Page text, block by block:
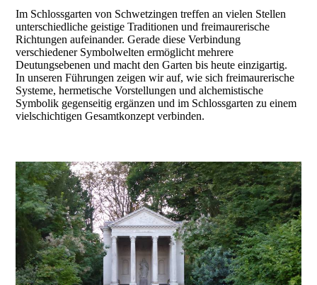
Im Schlossgarten von Schwetzingen treffen an vielen Stellen
unterschiedliche geistige Traditionen und freimaurerische
Richtungen aufeinander. Gerade diese Verbindung
verschiedener Symbolwelten ermöglicht mehrere
Deutungsebenen und macht den Garten bis heute einzigartig.
In unseren Führungen zeigen wir auf, wie sich freimaurerische
Systeme, hermetische Vorstellungen und alchemistische
Symbolik gegenseitig ergänzen und im Schlossgarten zu einem
vielschichtigen Gesamtkonzept verbinden.